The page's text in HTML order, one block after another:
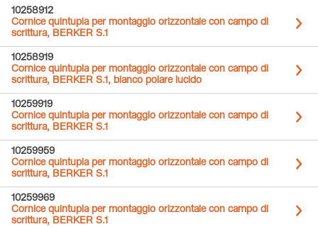
10258912
Cornice quintupla per montaggio orizzontale con campo di
scrittura, BERKER S.1
10258919
Cornice quintupla per montaggio orizzontale con campo di
scrittura, BERKER S.1, bianco polare lucido
10259919
Cornice quintupla per montaggio orizzontale con campo di
scrittura, BERKER S.1
10259959
Cornice quintupla per montaggio orizzontale con campo di
scrittura, BERKER S.1
10259969
Cornice quintupla per montaggio orizzontale con campo di
scrittura, BERKER S.1